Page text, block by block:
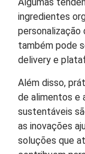
ingredientes
personalização
também pode
delivery e
Além disso,
de alimentos e
sustentáveis
as inovações
soluções que